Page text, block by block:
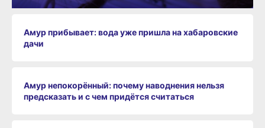
Амур прибывает: вода уже пришла на хабаровские
дачи
Амур непокорённый: почему наводнения нельзя
предсказать и с чем придётся считаться